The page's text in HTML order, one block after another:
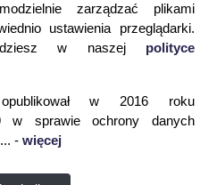
zarządzać plikami
ustawienia przeglądarki.
w naszej polityce
w 2016 roku
w sprawie ochrony danych
- więcej